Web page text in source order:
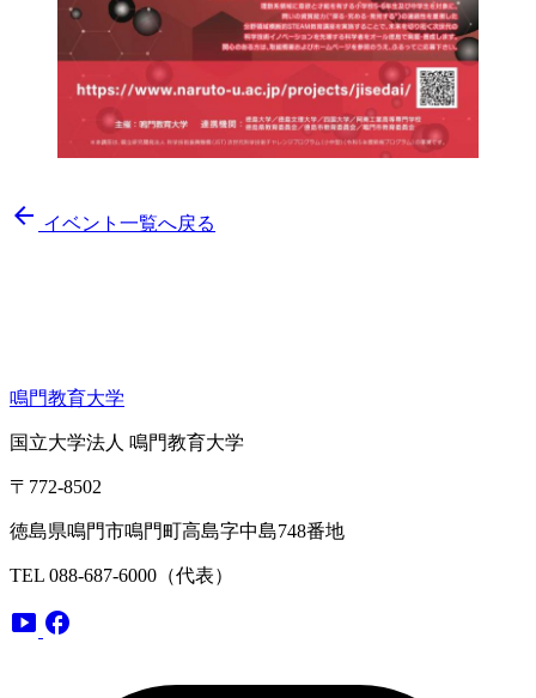
arrow_back イベント一覧へ戻る
鳴門教育大学
国立大学法人 鳴門教育大学
〒772-8502
徳島県鳴門市鳴門町高島字中島748番地
TEL 088-687-6000（代表）
smart_display facebook